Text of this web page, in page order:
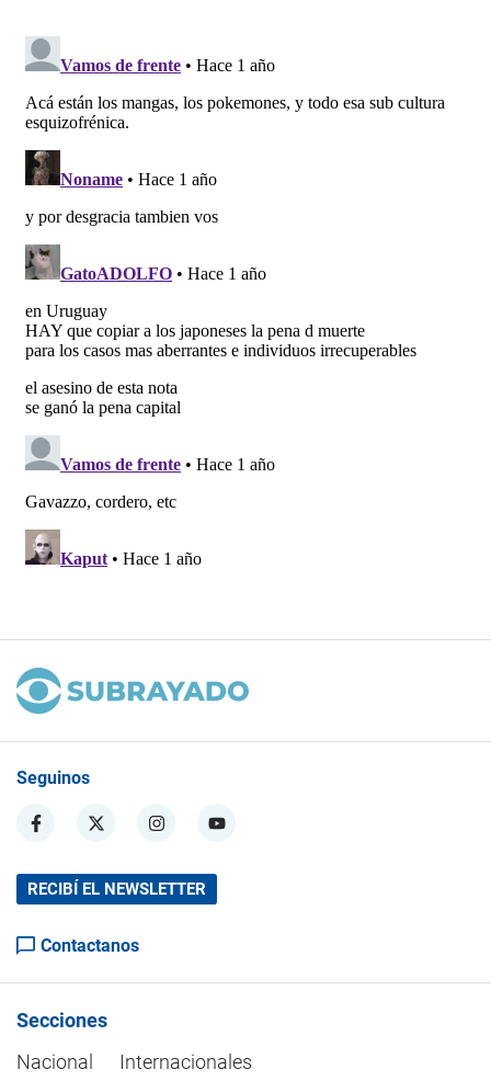
Seguinos
RECIBÍ EL NEWSLETTER
Contactanos
Secciones
Nacional
Internacionales